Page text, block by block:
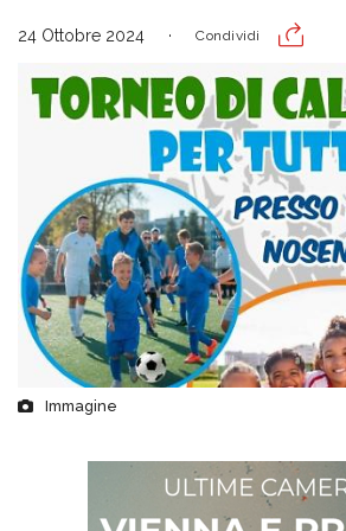
24 Ottobre 2024 Condividi
Immagine